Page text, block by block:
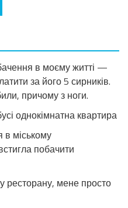
в моєму житті —
за його 5 сирників.
причому з ноги.
однокімнатна квартира
міському
побачити
ресторану, мене просто